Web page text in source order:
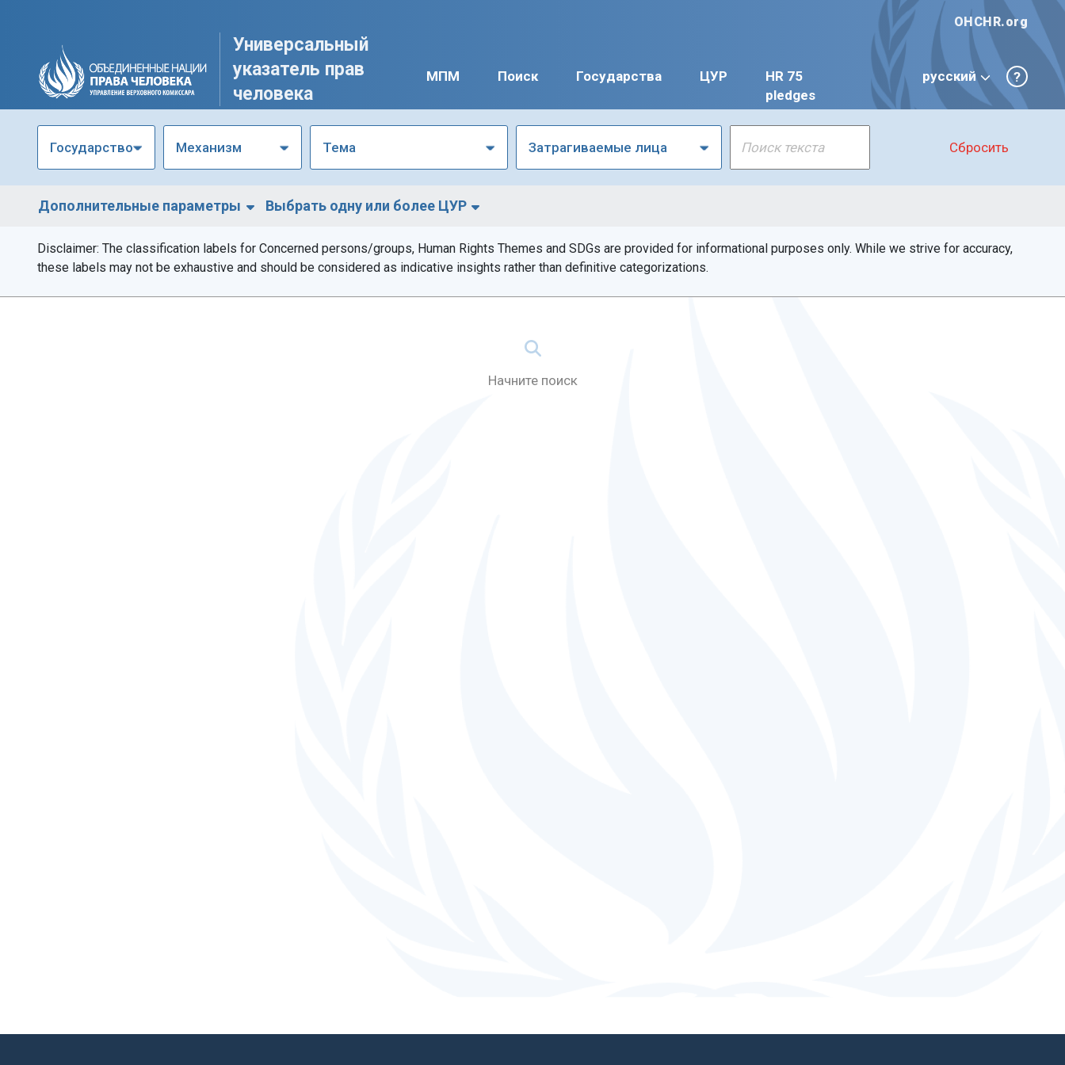
OHCHR.org
Универсальный
указатель прав
человека
МПМ Поиск Государства ЦУР
HR 75
pledges
русский ?
Государство Механизм Тема Затрагиваемые лица Сбросить
Дополнительные параметры Выбрать одну или более ЦУР
Фильтр по региону
Регион
Фильтр по документу
Символ документа
Disclaimer: The classification labels for Concerned persons/groups, Human Rights Themes and SDGs are provided for informational purposes only. While we strive for accuracy,
these labels may not be exhaustive and should be considered as indicative insights rather than definitive categorizations.
Начните поиск